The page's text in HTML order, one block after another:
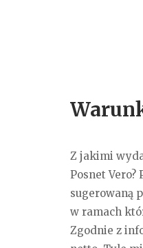
Z jakimi
Posnet
sugerowaną
w ramach
Zgodnie z